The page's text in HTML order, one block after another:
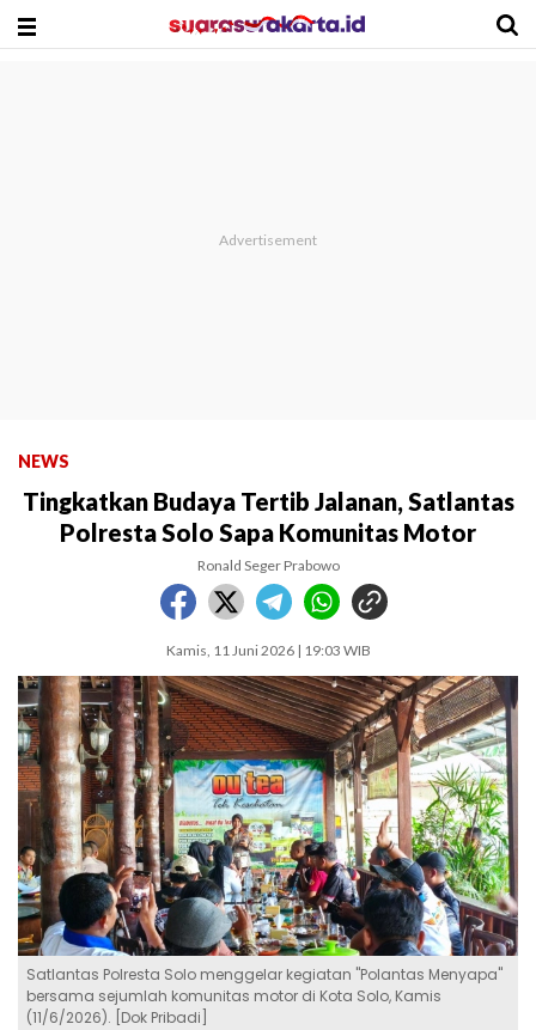
NEWS
Tingkatkan Budaya Tertib Jalanan, Satlantas
Polresta Solo Sapa Komunitas Motor
Ronald Seger Prabowo
Kamis, 11 Juni 2026 | 19:03 WIB
Satlantas Polresta Solo menggelar kegiatan "Polantas Menyapa"
bersama sejumlah komunitas motor di Kota Solo, Kamis
(11/6/2026). [Dok Pribadi]